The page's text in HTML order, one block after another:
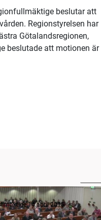
beslutar att
Regionstyrelsen har
Götalandsregionen,
beslutade att motionen är
öppnande
14 april 2015